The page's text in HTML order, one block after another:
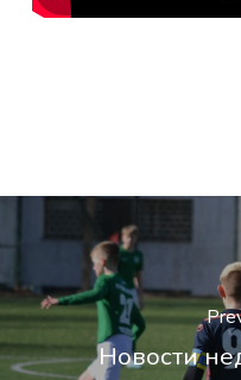
Новости